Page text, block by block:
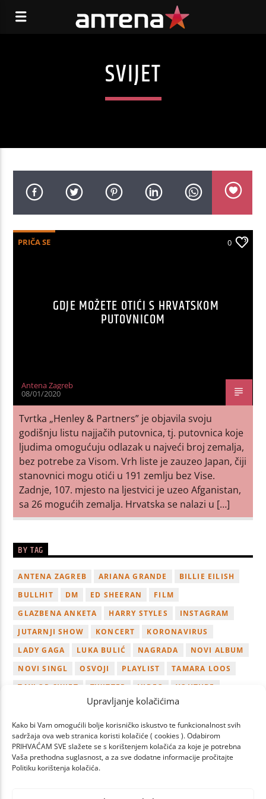
Upravljanje kolačićima
Kako bi Vam omogućili bolje korisničko iskustvo te funkcionalnost svih
sadržaja ova web stranica koristi kolačiće ( cookies ). Odabirom
PRIHVAĆAM SVE slažete se s korištenjem kolačića za koje je potrebna
Vaša prethodna suglasnost, a za sve dodatne informacije pročitajte
Politiku korištenja kolačića.
SVIJET
PRIČA SE 0
GDJE MOŽETE OTIĆI S HRVATSKOM
PUTOVNICOM
Antena Zagreb
08/01/2020
Tvrtka „Henley & Partners” je objavila svoju
godišnju listu najjačih putovnica, tj. putovnica koje
ljudima omogućuju odlazak u najveći broj zemalja,
bez potrebe za Visom. Vrh liste je zauzeo Japan, čiji
stanovnici mogu otići u 191 zemlju bez Vise.
Zadnje, 107. mjesto na ljestvici je uzeo Afganistan,
sa 26 mogućih zemalja. Hrvatska se nalazi u […]
BY TAG
ANTENA ZAGREB ARIANA GRANDE
BILLIE EILISH
BULLHIT
DM ED SHEERAN
FILM
GLAZBENA ANKETA
HARRY STYLES
INSTAGRAM
JUTARNJI SHOW
KONCERT
KORONAVIRUS
LADY GAGA
LUKA BULIĆ NAGRADA
NOVI ALBUM
NOVI SINGL
OSVOJI PLAYLIST
TAMARA LOOS
TAYLOR SWIFT
TWITTER VIDEO
YOUTUBE